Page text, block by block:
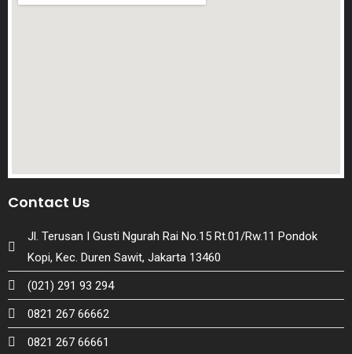
Contact Us
Jl. Terusan I Gusti Ngurah Rai No.15 Rt.01/Rw.11 Pondok
Kopi, Kec. Duren Sawit, Jakarta 13460
(021) 291 93 294
0821 267 66662
0821 267 66661